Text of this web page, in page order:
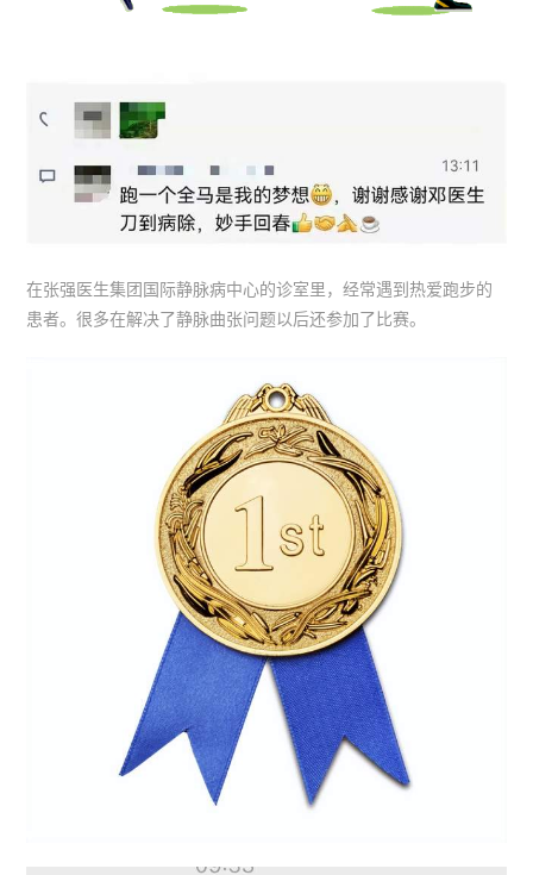
在张强医生集团国际静脉病中心的诊室里，经常遇到热爱跑步的
患者。很多在解决了静脉曲张问题以后还参加了比赛。